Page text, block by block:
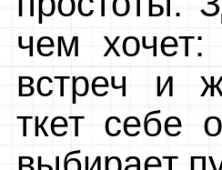
чем
встреч и
ткет себе